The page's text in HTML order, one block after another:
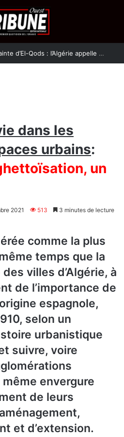
Protection de la ville sainte d’El-Qods : l’Algérie appelle à une action collective
dans les
urbains:
un
2021 513 3 minutes de lecture
comme la plus
temps que la
villes d’Algérie, à
de l’importance de
espagnole,
selon un
urbanistique
suivre, voire
envergure
de leurs
et d’extension.